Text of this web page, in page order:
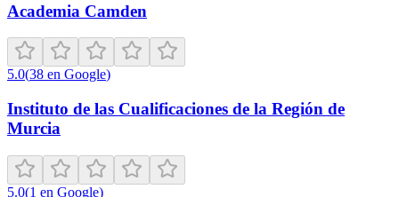
Academia Camden
5.0(38 en Google)
Instituto de las Cualificaciones de la Región de
Murcia
5.0(1 en Google)